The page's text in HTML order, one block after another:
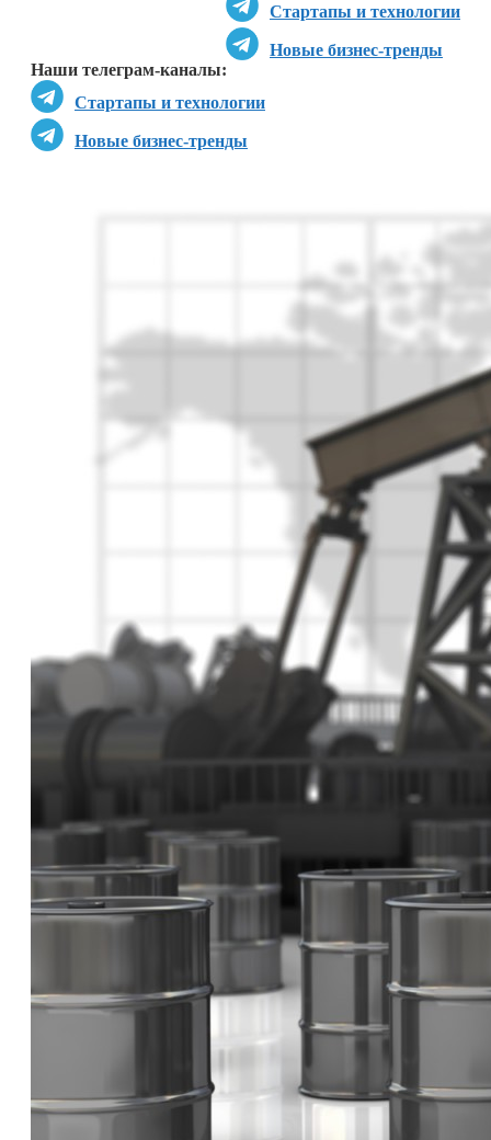
Стартапы и технологии
Новые бизнес-тренды
Наши телеграм-каналы:
Стартапы и технологии
Новые бизнес-тренды